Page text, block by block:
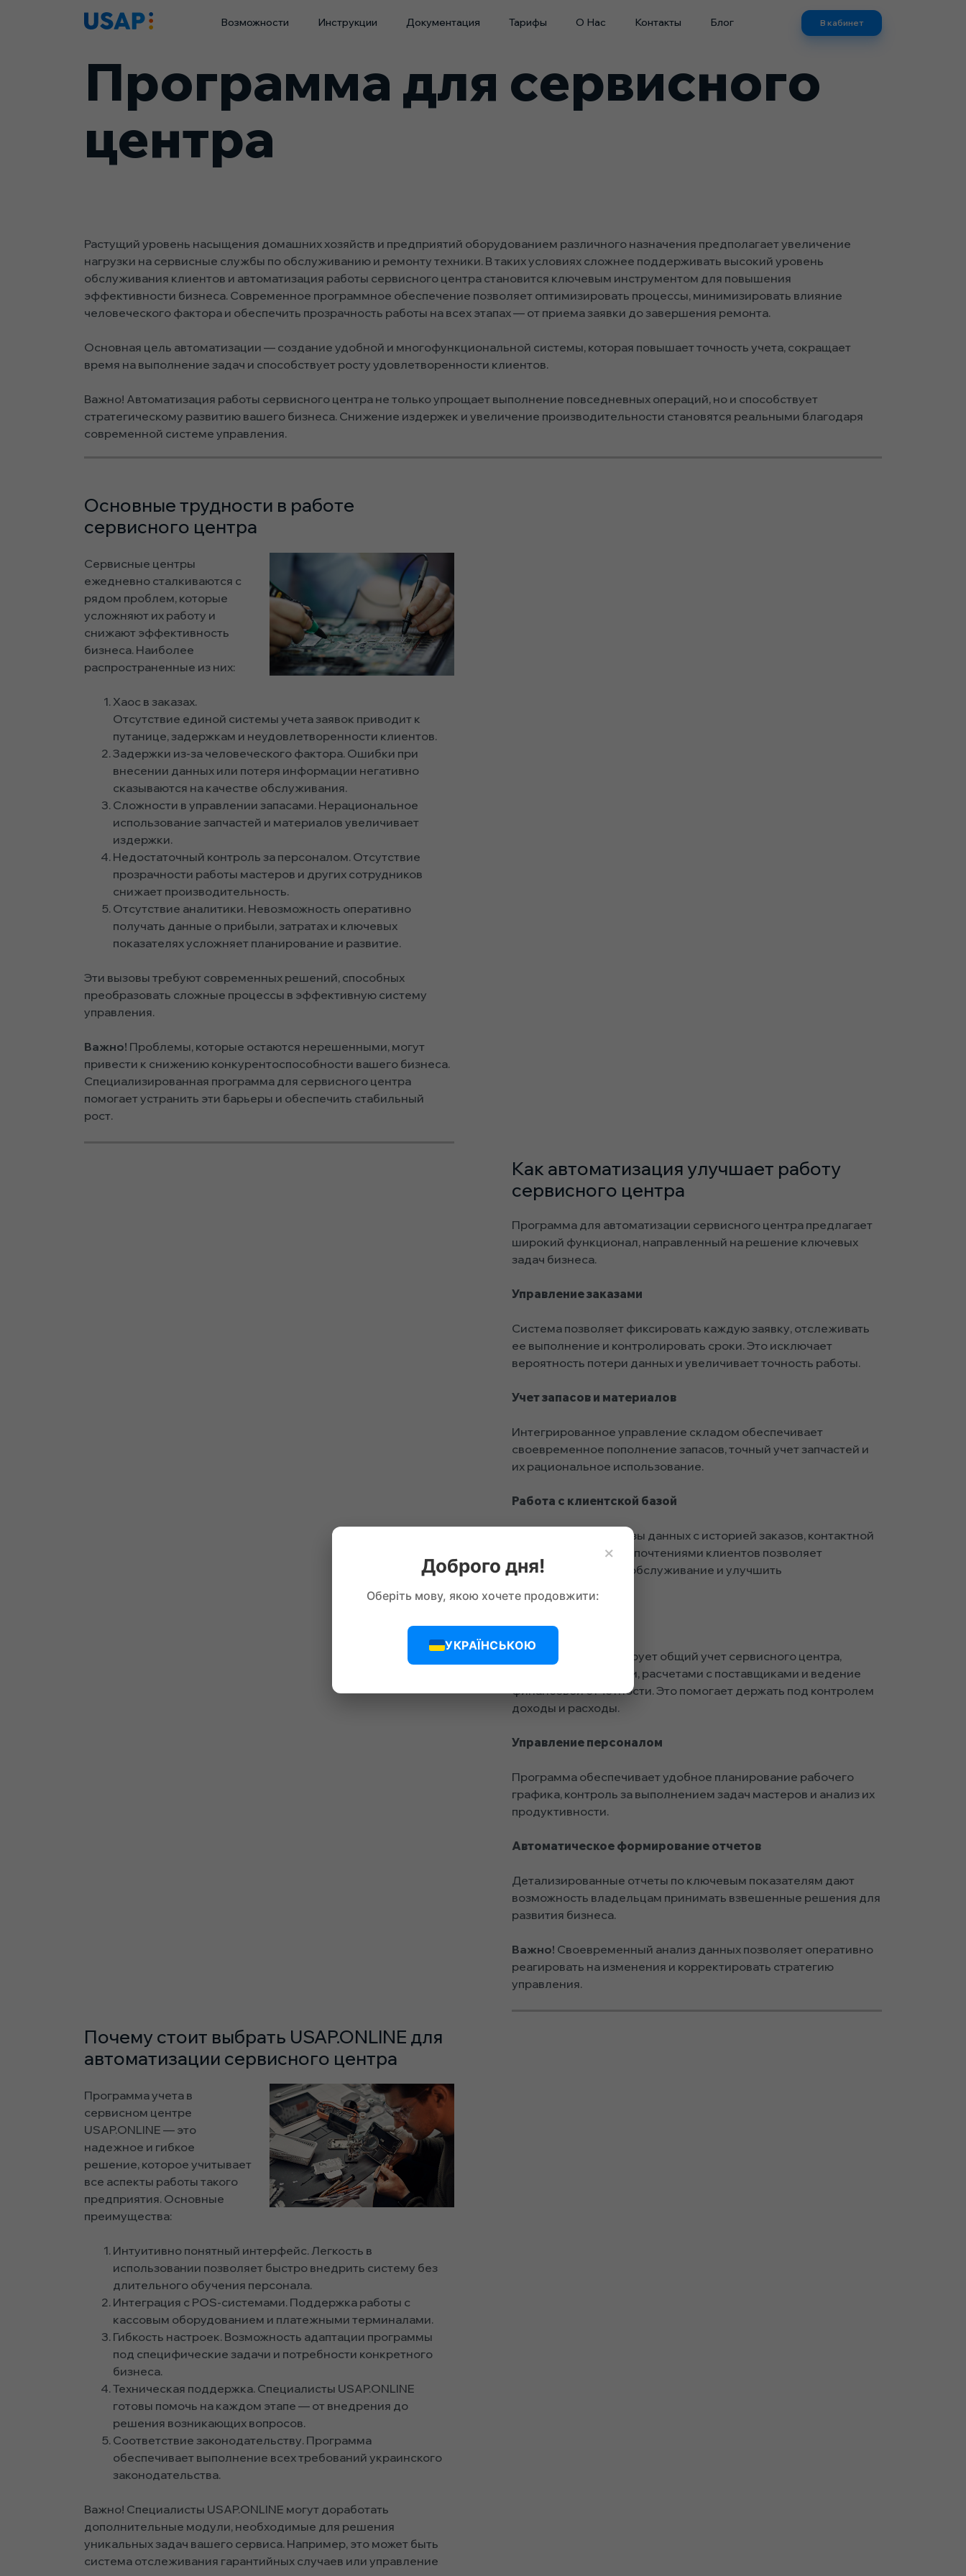
Возможности Инструкции Документация Тарифы О Нас Контакты Блог В кабинет
Программа для сервисного
центра
Растущий уровень насыщения домашних хозяйств и предприятий оборудованием различного назначения предполагает увеличение
нагрузки на сервисные службы по обслуживанию и ремонту техники. В таких условиях сложнее поддерживать высокий уровень
обслуживания клиентов и автоматизация работы сервисного центра становится ключевым инструментом для повышения
эффективности бизнеса. Современное программное обеспечение позволяет оптимизировать процессы, минимизировать влияние
человеческого фактора и обеспечить прозрачность работы на всех этапах — от приема заявки до завершения ремонта.
Основная цель автоматизации — создание удобной и многофункциональной системы, которая повышает точность учета, сокращает
время на выполнение задач и способствует росту удовлетворенности клиентов.
Важно! Автоматизация работы сервисного центра не только упрощает выполнение повседневных операций, но и способствует
стратегическому развитию вашего бизнеса. Снижение издержек и увеличение производительности становятся реальными благодаря
современной системе управления.
Основные трудности в работе
сервисного центра
Сервисные центры
ежедневно сталкиваются с
рядом проблем, которые
усложняют их работу и
снижают эффективность
бизнеса. Наиболее
распространенные из них:
Хаос в заказах.
Отсутствие единой системы учета заявок приводит к
путанице, задержкам и неудовлетворенности клиентов.
Задержки из-за человеческого фактора. Ошибки при
внесении данных или потеря информации негативно
сказываются на качестве обслуживания.
Сложности в управлении запасами. Нерациональное
использование запчастей и материалов увеличивает
издержки.
Недостаточный контроль за персоналом. Отсутствие
прозрачности работы мастеров и других сотрудников
снижает производительность.
Отсутствие аналитики. Невозможность оперативно
получать данные о прибыли, затратах и ключевых
показателях усложняет планирование и развитие.
Эти вызовы требуют современных решений, способных
преобразовать сложные процессы в эффективную систему
управления.
Важно! Проблемы, которые остаются нерешенными, могут
привести к снижению конкурентоспособности вашего бизнеса.
Специализированная программа для сервисного центра
помогает устранить эти барьеры и обеспечить стабильный
рост.
Как автоматизация улучшает работу
сервисного центра
Программа для автоматизации сервисного центра предлагает
широкий функционал, направленный на решение ключевых
задач бизнеса.
Управление заказами
Система позволяет фиксировать каждую заявку, отслеживать
ее выполнение и контролировать сроки. Это исключает
вероятность потери данных и увеличивает точность работы.
Учет запасов и материалов
Интегрированное управление складом обеспечивает
своевременное пополнение запасов, точный учет запчастей и
их рациональное использование.
Работа с клиентской базой
Создание единой базы данных с историей заказов, контактной
информацией и предпочтениями клиентов позволяет
персонализировать обслуживание и улучшить
Система автоматизирует общий учет сервисного центра,
контроль за оплатами, расчетами с поставщиками и ведение
финансовой отчетности. Это помогает держать под контролем
доходы и расходы.
Управление персоналом
Программа обеспечивает удобное планирование рабочего
графика, контроль за выполнением задач мастеров и анализ их
продуктивности.
Автоматическое формирование отчетов
Детализированные отчеты по ключевым показателям дают
возможность владельцам принимать взвешенные решения для
развития бизнеса.
Важно! Своевременный анализ данных позволяет оперативно
реагировать на изменения и корректировать стратегию
управления.
Почему стоит выбрать USAP.ONLINE для
автоматизации сервисного центра
Программа учета в
сервисном центре
USAP.ONLINE — это
надежное и гибкое
решение, которое учитывает
все аспекты работы такого
предприятия. Основные
преимущества:
Интуитивно понятный интерфейс. Легкость в
использовании позволяет быстро внедрить систему без
длительного обучения персонала.
Интеграция с POS-системами. Поддержка работы с
кассовым оборудованием и платежными терминалами.
Гибкость настроек. Возможность адаптации программы
под специфические задачи и потребности конкретного
бизнеса.
Техническая поддержка. Специалисты USAP.ONLINE
готовы помочь на каждом этапе — от внедрения до
решения возникающих вопросов.
Соответствие законодательству. Программа
обеспечивает выполнение всех требований украинского
законодательства.
Важно! Специалисты USAP.ONLINE могут доработать
дополнительные модули, необходимые для решения
уникальных задач вашего сервиса. Например, это может быть
система отслеживания гарантийных случаев или управление
×
Доброго дня!
Оберіть мову, якою хочете продовжити:
УКРАЇНСЬКОЮ